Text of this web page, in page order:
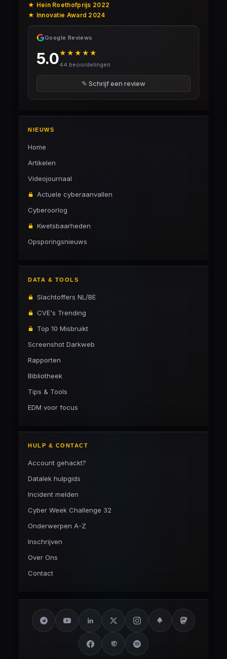
★ Hein Roethofprijs 2022
★ Innovatie Award 2024
Google Reviews
5.0★★★★★
44 beoordelingen
✎ Schrijf een review
NIEUWS
Home
Artikelen
Videojournaal
Actuele cyberaanvallen
Cyberoorlog
Kwetsbaarheden
Opsporingsnieuws
DATA & TOOLS
Slachtoffers NL/BE
CVE's Trending
Top 10 Misbruikt
Screenshot Darkweb
Rapporten
Bibliotheek
Tips & Tools
EDM voor focus
HULP & CONTACT
Account gehackt?
Datalek hulpgids
Incident melden
Cyber Week Challenge 32
Onderwerpen A-Z
Inschrijven
Over Ons
Contact